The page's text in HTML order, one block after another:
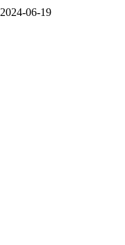
2024-06-19